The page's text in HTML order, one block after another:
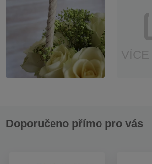
Doporučeno přímo pro vás